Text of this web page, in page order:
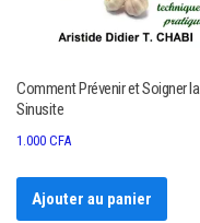
Comment Prévenir et Soigner la
Sinusite
1.000 CFA
Ajouter au panier